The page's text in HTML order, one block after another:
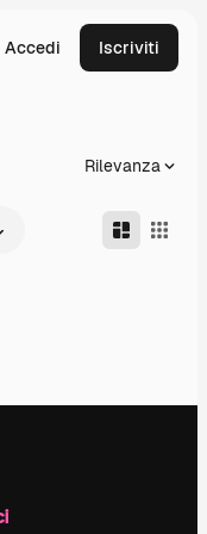
Accedi Iscriviti
Rilevanza